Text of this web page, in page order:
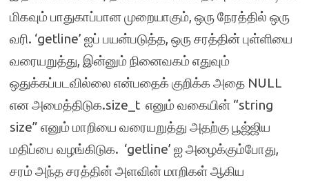
மிகவும் பாதுகாப்பான முறையாகும், ஒரு நேரத்தில் ஒரு
வரி. ‘getline’ ஐப் பயன்படுத்த, ஒரு சரத்தின் புள்ளியை
வரையறுத்து, இன்னும் நினைவகம் எதுவும்
ஒதுக்கப்படவில்லை என்பதைக் குறிக்க அதை NULL
என அமைத்திடுக.size_t எனும் வகையின் “string
size” எனும் மாறியை வரையறுத்து அதற்கு பூஜ்ஜிய
மதிப்பை வழங்கிடுக. ‘getline’ ஐ அழைக்கும்போது,
சரம் அந்த சரத்தின் அளவின் மாறிகள் ஆகிய